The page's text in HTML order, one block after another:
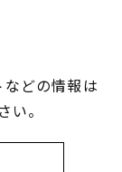
どの情報は
い。